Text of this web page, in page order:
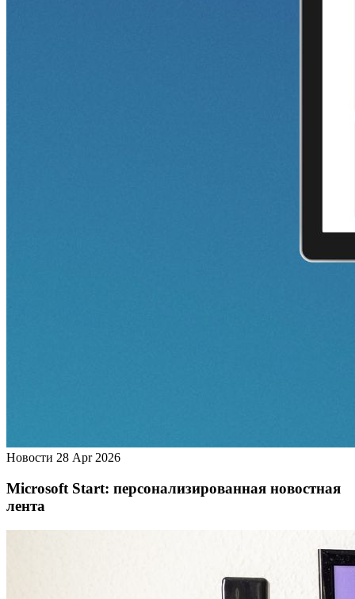
Новости 28 Apr 2026
Microsoft Start: персонализированная новостная
лента